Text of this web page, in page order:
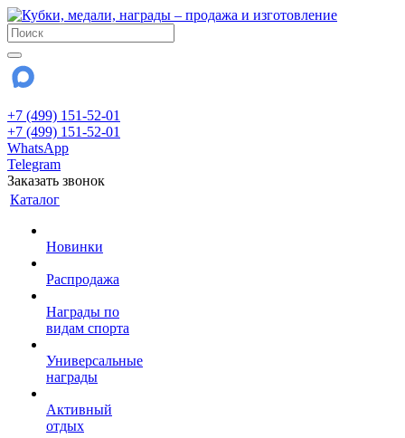
+7 (499) 151-52-01
+7 (499) 151-52-01
WhatsApp
Telegram
Заказать звонок
Каталог
Новинки
Распродажа
Награды по
видам спорта
Универсальные
награды
Активный
отдых